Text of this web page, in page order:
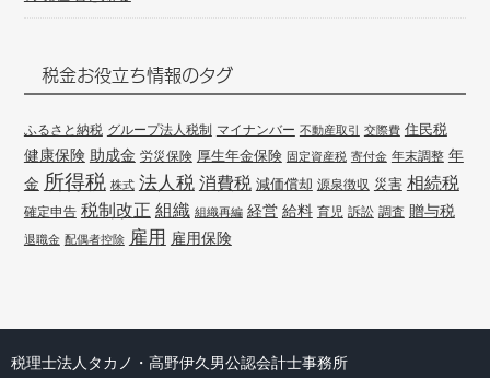
税金お役立ち情報のタグ
ふるさと納税 グループ法人税制 マイナンバー 不動産取引 交際費 住民税
健康保険 助成金 労災保険 厚生年金保険 固定資産税 寄付金 年末調整 年
金 所得税 株式 法人税 消費税 減価償却 源泉徴収 災害 相続税
確定申告 税制改正 組織 組織再編 経営 給料 育児 訴訟 調査 贈与税
退職金 配偶者控除 雇用 雇用保険
税理士法人タカノ・高野伊久男公認会計士事務所